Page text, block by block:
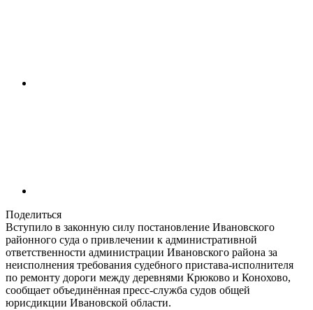
Поделиться
Вступило в законную силу постановление Ивановского
районного суда о привлечении к административной
ответственности администрации Ивановского района за
неисполнения требования судебного пристава-исполнителя
по ремонту дороги между деревнями Крюково и Конохово,
сообщает объединённая пресс-служба судов общей
юрисдикции Ивановской области.